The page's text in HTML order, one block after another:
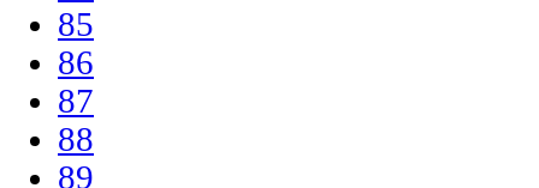
85
86
87
88
89